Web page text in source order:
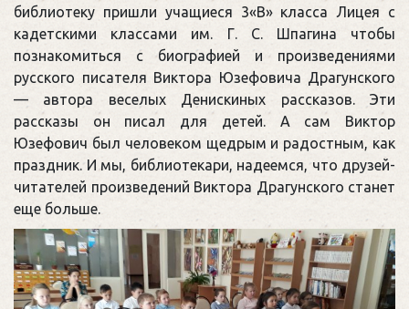
библиотеку пришли учащиеся 3«В» класса Лицея с
кадетскими классами им. Г. С. Шпагина чтобы
познакомиться с биографией и произведениями
русского писателя Виктора Юзефовича Драгунского
— автора веселых Денискиных рассказов. Эти
рассказы он писал для детей. А сам Виктор
Юзефович был человеком щедрым и радостным, как
праздник. И мы, библиотекари, надеемся, что друзей-
читателей произведений Виктора Драгунского станет
еще больше.